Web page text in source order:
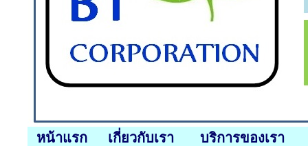
หน้าแรก เกี่ยวกับเรา
บริการของเรา